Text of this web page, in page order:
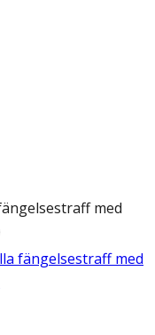
med
fängelsestraff med